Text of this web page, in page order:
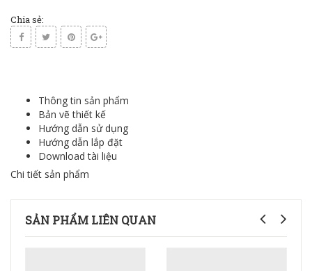
Chia sẻ:
Thông tin sản phẩm
Bản vẽ thiết kế
Hướng dẫn sử dụng
Hướng dẫn lắp đặt
Download tài liệu
Chi tiết sản phẩm
SẢN PHẨM LIÊN QUAN